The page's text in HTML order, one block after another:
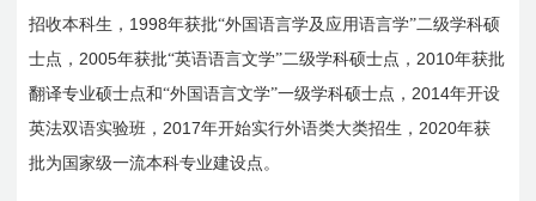
招收本科生， 1998年获批“外国语言学及应用语言学”二级学科硕
士点， 2005年获批“英语语言文学”二级学科硕士点， 2010年获批
翻译专业硕士点和“外国语言文学”一级学科硕士点， 2014年开设
英法双语实验班， 2017年开始实行外语类大类招生， 2020年获
批为国家级一流本科专业建设点。